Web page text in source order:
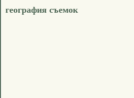
география съемок